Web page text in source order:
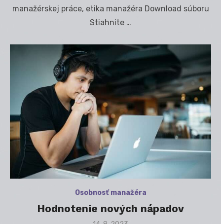
manažérskej práce, etika manažéra Download súboru
Stiahnite …
Osobnosť manažéra
Hodnotenie nových nápadov